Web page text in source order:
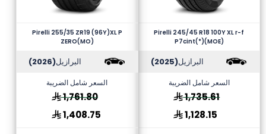
Pirelli 245/45 R18 100Y XL r-f
P7cint(*)(MOE)
البرازيل(2025)
السعر شامل الضريبة
1,735.61
1,128.15
Pirelli 255/35 ZR19 (96Y)XL P
ZERO(MO)
البرازيل(2026)
السعر شامل الضريبة
1,761.80
1,408.75